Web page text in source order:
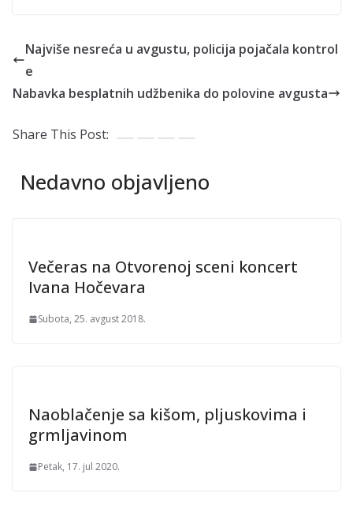
Najviše nesreća u avgustu, policija pojačala kontrol
e
Nabavka besplatnih udžbenika do polovine avgusta
Share This Post:
Nedavno objavljeno
Večeras na Otvorenoj sceni koncert
Ivana Hočevara
Subota, 25. avgust 2018.
Naoblačenje sa kišom, pljuskovima i
grmljavinom
Petak, 17. jul 2020.